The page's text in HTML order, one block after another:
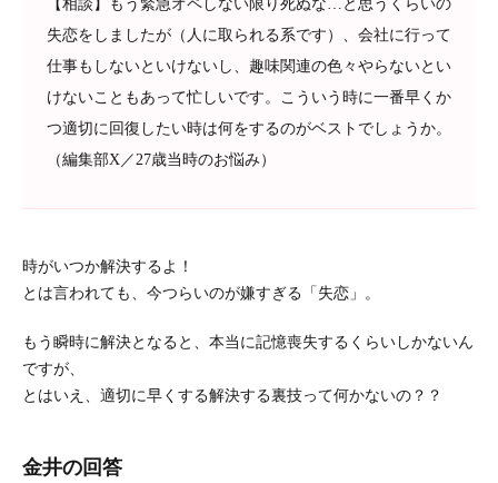
【相談】もう緊急オペしない限り死ぬな…と思うくらいの
失恋をしましたが（人に取られる系です）、会社に行って
仕事もしないといけないし、趣味関連の色々やらないとい
けないこともあって忙しいです。こういう時に一番早くか
つ適切に回復したい時は何をするのがベストでしょうか。
（編集部X／27歳当時のお悩み）
時がいつか解決するよ！
とは言われても、今つらいのが嫌すぎる「失恋」。
もう瞬時に解決となると、本当に記憶喪失するくらいしかないん
ですが、
とはいえ、適切に早くする解決する裏技って何かないの？？
金井の回答